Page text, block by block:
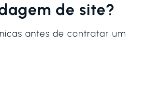
de site?
antes de contratar um